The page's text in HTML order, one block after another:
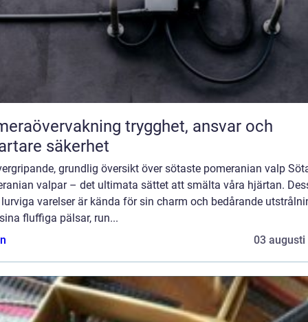
trygghet, ansvar och
säkerhet
grundlig översikt över sötaste pomeranian valp
valpar – det ultimata sättet att smälta våra hjärtan.
varelser är kända för sin charm och bedårande
fluffiga pälsar, run...
03 augusti